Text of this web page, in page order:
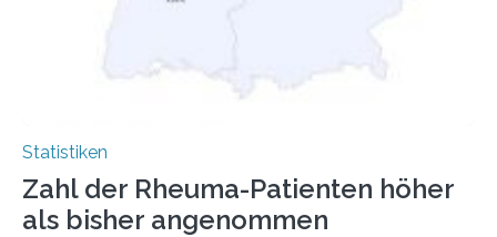
Statistiken
Zahl der Rheuma-Patienten höher
als bisher angenommen